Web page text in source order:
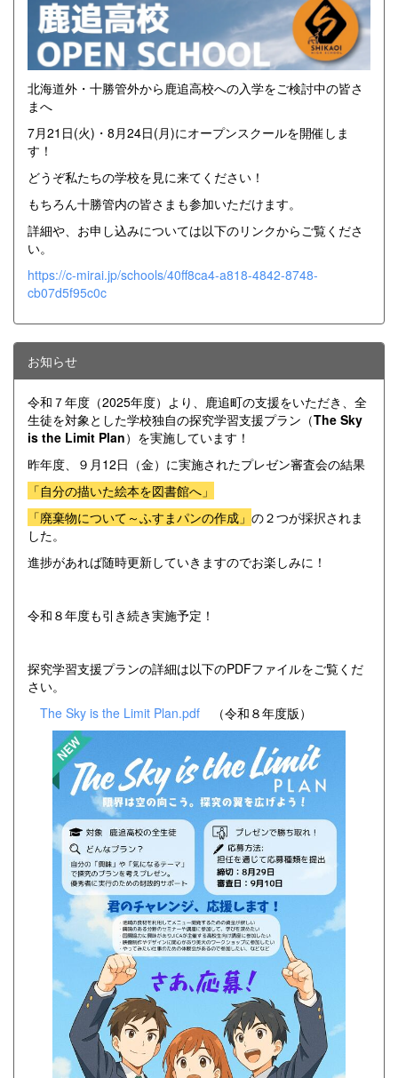
北海道外・十勝管外から鹿追高校への入学をご検討中の皆さ
まへ
7月21日(火)・8月24日(月)にオープンスクールを開催しま
す！
どうぞ私たちの学校を見に来てください！
もちろん十勝管内の皆さまも参加いただけます。
詳細や、お申し込みについては以下のリンクからご覧くださ
い。
https://c-mirai.jp/schools/40ff8ca4-a818-4842-8748-
cb07d5f95c0c
お知らせ
令和７年度（2025年度）より、鹿追町の支援をいただき、全
生徒を対象とした学校独自の探究学習支援プラン（The Sky
is the Limit Plan）を実施しています！
昨年度、９月12日（金）に実施されたプレゼン審査会の結果
「自分の描いた絵本を図書館へ」
「廃棄物について～ふすまパンの作成」 の２つが採択されま
した。
進捗があれば随時更新していきますのでお楽しみに！
令和８年度も引き続き実施予定！
探究学習支援プランの詳細は以下のPDFファイルをご覧くだ
さい。
The Sky is the Limit Plan.pdf （令和８年度版）